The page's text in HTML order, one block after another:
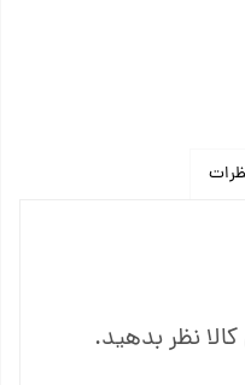
نظر بدهید.